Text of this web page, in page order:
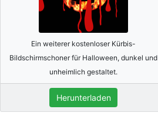
Ein weiterer kostenloser Kürbis-
Bildschirmschoner für Halloween, dunkel und
unheimlich gestaltet.
Herunterladen